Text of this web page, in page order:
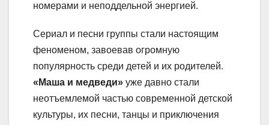
номерами и неподдельной энергией.
Сериал и песни группы стали настоящим
феноменом, завоевав огромную
популярность среди детей и их родителей.
«Маша и медведи» уже давно стали
неотъемлемой частью современной детской
культуры, их песни, танцы и приключения